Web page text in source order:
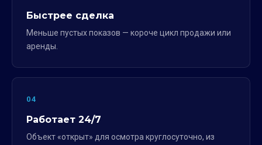
Быстрее сделка
Меньше пустых показов — короче цикл продажи или
аренды.
04
Работает 24/7
Объект «открыт» для осмотра круглосуточно, из